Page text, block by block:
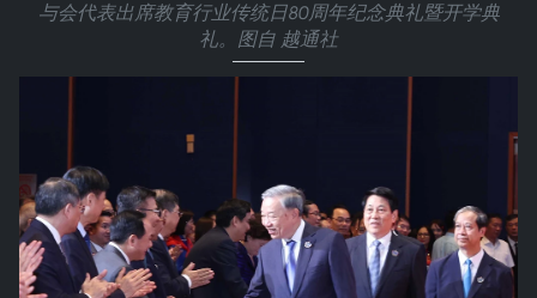
与会代表出席教育行业传统日80周年纪念典礼暨开学典
礼。图自 越通社